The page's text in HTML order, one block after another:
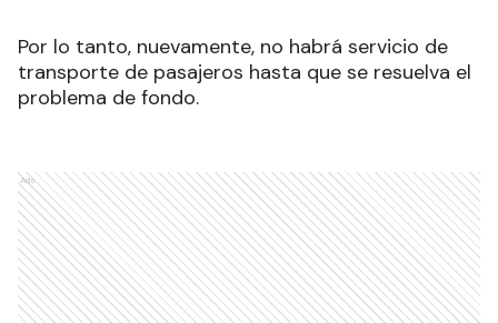
Por lo tanto, nuevamente, no habrá servicio de
transporte de pasajeros hasta que se resuelva el
problema de fondo.
Ads